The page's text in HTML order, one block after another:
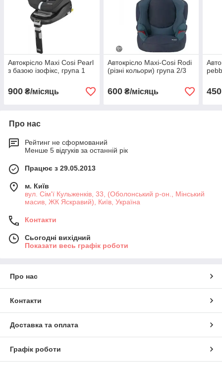
Автокрісло Maxi Cosi Pearl
з базою ізофікс, група 1
900 ₴/місяць
Автокрісло Maxi-Cosi Rodi
(різні кольори) група 2/3
600₴/місяць 450
Про нас
Рейтинг не сформований
Менше 5 відгуків за останній рік
Працює з 29.05.2013
м. Київ
вул. Сім'ї Кульженків, 33, (Оболонський р-он., Мінський
масив, ЖК Яскравий), Київ, Україна
Контакти
Сьогодні вихідний
Показати весь графік роботи
Про нас
Контакти
Доставка та оплата
Графік роботи